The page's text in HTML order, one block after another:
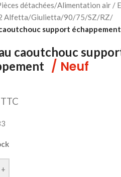
détachées/Alimentation air /
Alfetta/Giulietta/90/75/SZ/RZ/
support échappement
caoutchouc
/ Neuf
TTC
+